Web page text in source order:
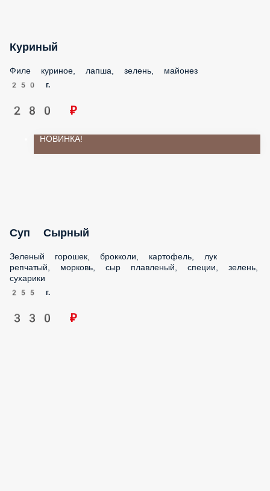
Куриный
Филе куриное, лапша, зелень, майонез
280 ₽
НОВИНКА!
Суп Сырный
морковь, сыр плавленый, специи, зелень, сухарики
255 г.
330 ₽